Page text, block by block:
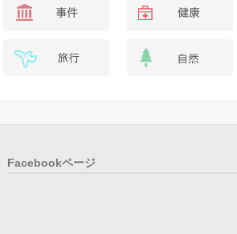
Facebookページ